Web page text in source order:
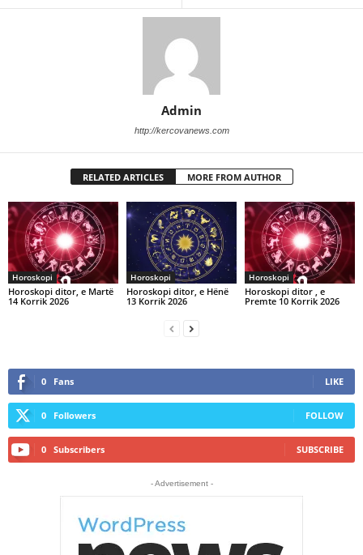
Admin
http://kercovanews.com
RELATED ARTICLES MORE FROM AUTHOR
Horoskopi
Horoskopi ditor, e Martë
14 Korrik 2026
Horoskopi
Horoskopi ditor, e Hënë
13 Korrik 2026
Horoskopi
Horoskopi ditor , e
Premte 10 Korrik 2026
0 Fans LIKE
0 Followers FOLLOW
0 Subscribers SUBSCRIBE
- Advertisement -